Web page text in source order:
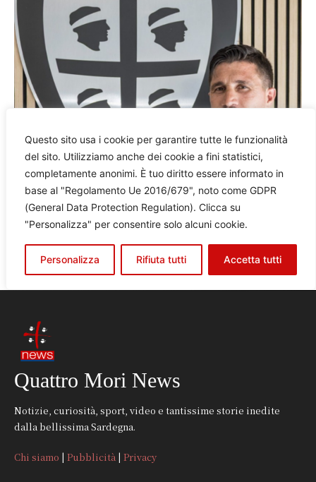
Quattro Mori News
Notizie, curiosità, sport, video e tantissime storie inedite
dalla bellissima Sardegna.
Chi siamo | Pubblicità | Privacy